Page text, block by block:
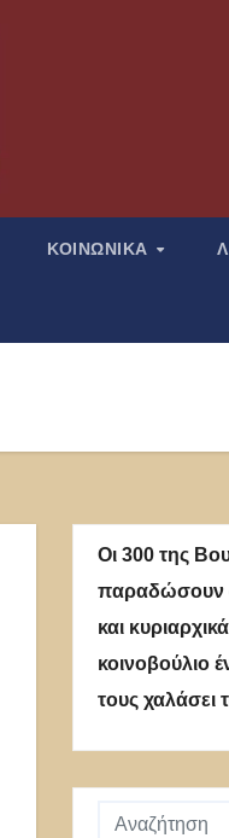
ΚΟΙΝΩΝΙΚΑ
Οι 300 της
παραδώσουν
και
κοινοβούλιο
τους χαλάσει